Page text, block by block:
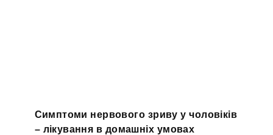
Симптоми нервового зриву у чоловіків
– лікування в домашніх умовах